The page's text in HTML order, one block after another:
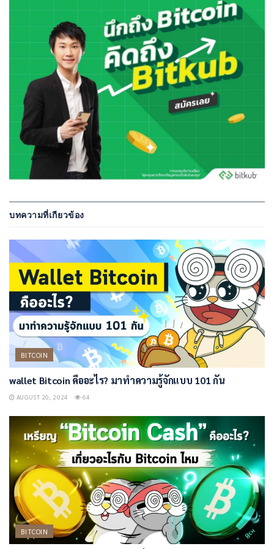
บทความที่เกียวข้อง
BITCOIN
wallet Bitcoin คืออะไร? มาทำความรู้จักแบบ 101 กัน
AUGUST 20, 2024 64
BITCOIN